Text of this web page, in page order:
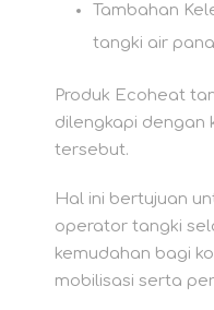
Tambahan
tangki air
Produk Ecoheat
dilengkapi dengan
tersebut.
Hal ini bertujuan
operator tangki
kemudahan bagi
mobilisasi serta